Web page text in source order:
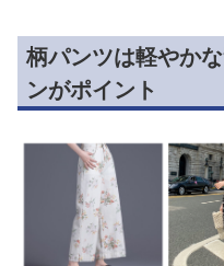
柄パンツは軽やか
ンがポイント